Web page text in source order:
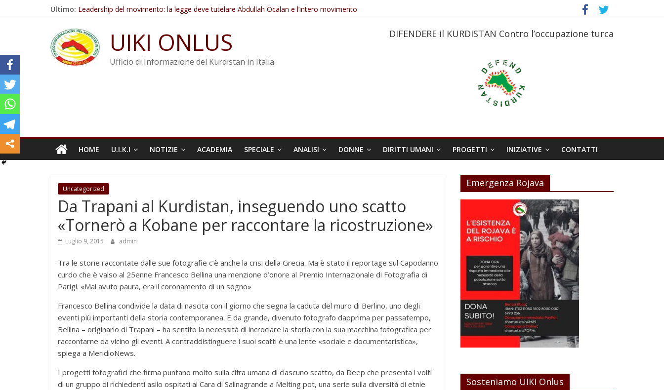
Ultimo: Leadership del movimento: la legge deve tutelare Abdullah Öcalan e l’intero movimento
Non tenere conto della situazione di Rêber Apo ostacolerebbe l’attuazione della legge
Il KNK chiede un’azione internazionale contro i crimini di guerra dell’Iran
Abdullah Öcalan: Le legge negativa deve essere trasformata in legge positiva
UIKI ONLUS
Ufficio di Informazione del Kurdistan in Italia
DIFENDERE il KURDISTAN Contro l’occupazione turca
HOME U.I.K.I NOTIZIE ACADEMIA SPECIALE ANALISI DONNE DIRITTI UMANI PROGETTI INIZIATIVE CONTATTI
Uncategorized
Da Trapani al Kurdistan, inseguendo uno scatto
«Tornerò a Kobane per raccontare la ricostruzione»
Luglio 9, 2015 admin
Tra le storie raccontate dalle sue fotografie c’è anche la crisi della Grecia. Ma è stato il reportage sul Capodanno
curdo che è valso al 25enne Francesco Bellina una menzione d’onore al Premio Internazionale di Fotografia di
Parigi. «Mai avuto paura, era il coronamento di un sogno»
Francesco Bellina condivide la data di nascita con il giorno che segna la caduta del muro di Berlino, uno degli
eventi più importanti della storia contemporanea. E da grande, divenuto fotografo dapprima per passatempo,
Bellina – originario di Trapani – ha sentito la necessità di incrociare la storia con la sua macchina fotografica per
raccontarne da vicino gli eventi. A contraddistinguere i suoi scatti è una lente «sociale e documentaristica»,
spiega a MeridioNews.
I progetti fotografici che firma puntano molto sulla cifra umana di ciascuno scatto, da Deep che presenta i volti
di un gruppo di richiedenti asilo ospitati al Cara di Salinagrande a Melting pot, una serie sulla diversità di etnie
Emergenza Rojava
Sosteniamo UIKI Onlus